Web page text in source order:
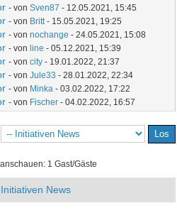
- vonSven87 - 12.05.2021, 15:45
- von Britt- 15.05.2021, 19:25
- vonnochange - 24.05.2021, 15:08
- von line - 05.12.2021, 15:39
- voncity - 19.01.2022, 21:37
- vonJule33 - 28.01.2022, 22:34
- von Minka - 03.02.2022, 17:22
- von Fischer - 04.02.2022, 16:57
1 Gast/Gäste
Initiativen News